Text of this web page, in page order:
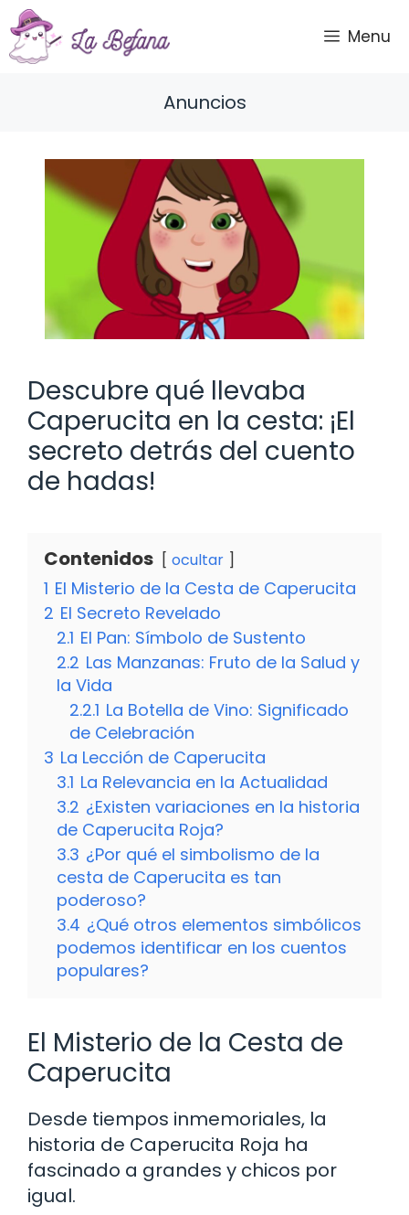
Saltar
al
contenido
Menu
Anuncios
Descubre qué llevaba
Caperucita en la cesta: ¡El
secreto detrás del cuento
de hadas!
Contenidos ocultar
1 El Misterio de la Cesta de Caperucita
2 El Secreto Revelado
2.1 El Pan: Símbolo de Sustento
2.2 Las Manzanas: Fruto de la Salud y
la Vida
2.2.1 La Botella de Vino: Significado
de Celebración
3 La Lección de Caperucita
3.1 La Relevancia en la Actualidad
3.2 ¿Existen variaciones en la historia
de Caperucita Roja?
3.3 ¿Por qué el simbolismo de la
cesta de Caperucita es tan
poderoso?
3.4 ¿Qué otros elementos simbólicos
podemos identificar en los cuentos
populares?
El Misterio de la Cesta de
Caperucita
Desde tiempos inmemoriales, la
historia de Caperucita Roja ha
fascinado a grandes y chicos por
igual.